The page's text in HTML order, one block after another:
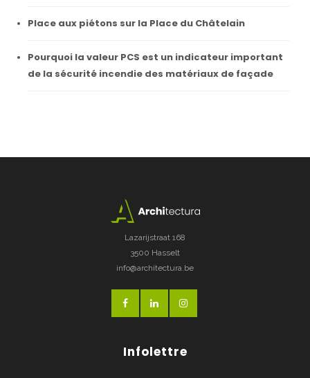
Place aux piétons sur la Place du Châtelain
Pourquoi la valeur PCS est un indicateur important
de la sécurité incendie des matériaux de façade
Lazarijstraat 168
3500 Hasselt
info@architectura.be
Infolettre